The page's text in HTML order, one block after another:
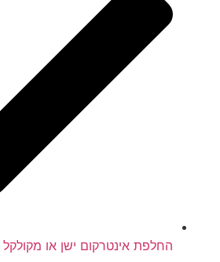
החלפת אינטרקום ישן או מקולקל